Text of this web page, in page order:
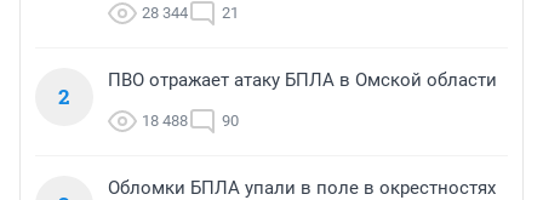
28 344 21
2
ПВО отражает атаку БПЛА в Омской области
18 488 90
Обломки БПЛА упали в поле в окрестностях